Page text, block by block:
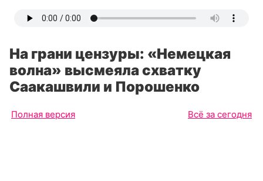
На грани цензуры: «Немецкая
волна» высмеяла схватку
Саакашвили и Порошенко
Полная версия Всё за сегодня